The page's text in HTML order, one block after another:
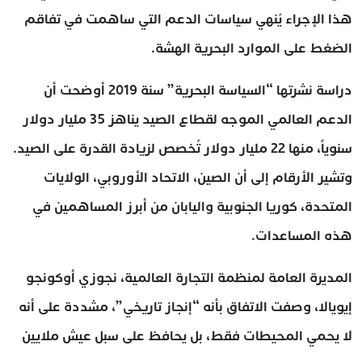
هذا الإجراء يُنهي سياسات الدعم التي ساهمت في تفاقم
الضغط على الموارد البحرية الهشة.
دراسة نشرتها “السياسة البحرية” سنة 2019 أوضحت أن
الدعم العالمي الموجه لقطاع الصيد يناهز 35 مليار دولار
سنوياً، منها 22 مليار دولار تُخصص لزيادة القدرة على الصيد.
وتشير الأرقام إلى أن الصين، الاتحاد الأوروبي، الولايات
المتحدة، كوريا الجنوبية واليابان من أبرز المساهمين في
هذه المساعدات.
المديرة العامة لمنظمة التجارة العالمية، نجوزي أوكونجو
إيويالا، وصفت الاتفاق بأنه “إنجاز تاريخي”، مشددة على أنه
لا يحمي المحيطات فقط، بل يحافظ على سبل عيش ملايين